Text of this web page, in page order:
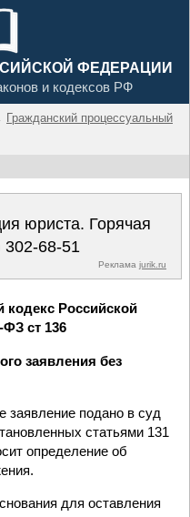
ФЕДЕРАЦИИ
и кодексов РФ
Гражданский процессуальный
юриста. Горячая
302-68-51
Реклама jurik.ru
кодекс Российской
ФЗ ст 136
заявления без
заявление подано в суд
статьями 131
определение об
для оставления